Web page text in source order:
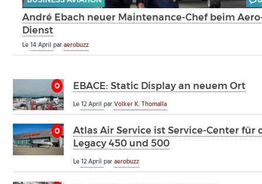
André Ebach neuer Maintenance-Chef beim
Dienst
Le14 Aprilparaerobuzz
0 EBACE: Static Display an neuem Ort
Le12 AprilparVolker K. Thomalla
0
Atlas Air Service ist Service-Center für
Legacy 450 und 500
Le12 Aprilparaerobuzz